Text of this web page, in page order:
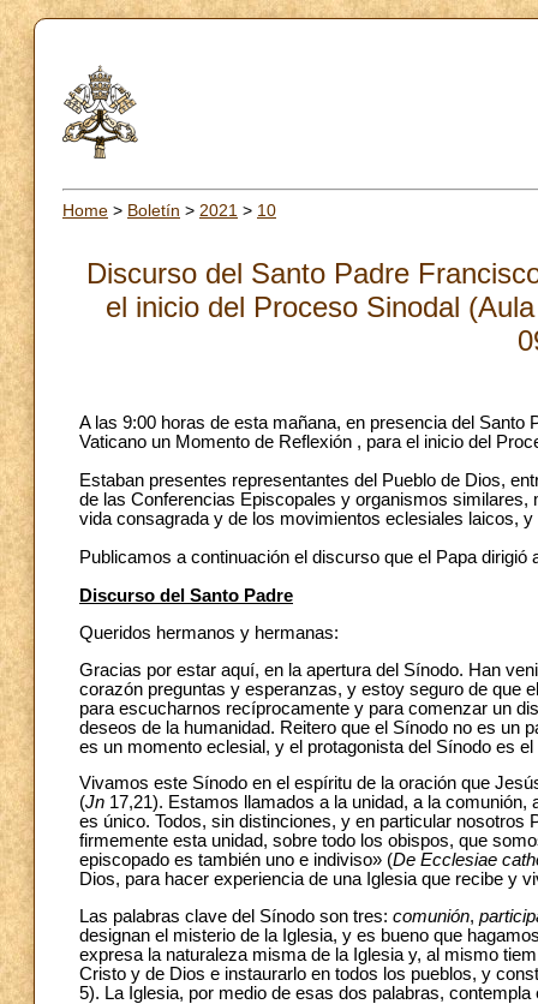
Home > Boletín > 2021 > 10
Discurso del Santo Padre
el inicio del Proceso Sinodal
A las 9:00 horas de esta mañana, en presencia del
Vaticano un Momento de Reflexión , para el inicio del
Estaban presentes representantes del Pueblo de Dios,
de las Conferencias Episcopales y organismos
vida consagrada y de los movimientos eclesiales laicos,
Publicamos a continuación el discurso que el Papa
Discurso del Santo Padre
Queridos hermanos y hermanas:
Gracias por estar aquí, en la apertura del Sínodo. Han
corazón preguntas y esperanzas, y estoy seguro de que
para escucharnos recíprocamente y para comenzar un
deseos de la humanidad. Reitero que el Sínodo no es un
es un momento eclesial, y el protagonista del Sínodo es
Vivamos este Sínodo en el espíritu de la oración que
(Jn 17,21). Estamos llamados a la unidad, a la
es único. Todos, sin distinciones, y en particular
firmemente esta unidad, sobre todo los obispos, que
episcopado es también uno e indiviso» (De Ecclesiae
Dios, para hacer experiencia de una Iglesia que recibe y
Las palabras clave del Sínodo son tres: comunión,
designan el misterio de la Iglesia, y es bueno que
expresa la naturaleza misma de la Iglesia y, al mismo
Cristo y de Dios e instaurarlo en todos los pueblos, y
5). La Iglesia, por medio de esas dos palabras,